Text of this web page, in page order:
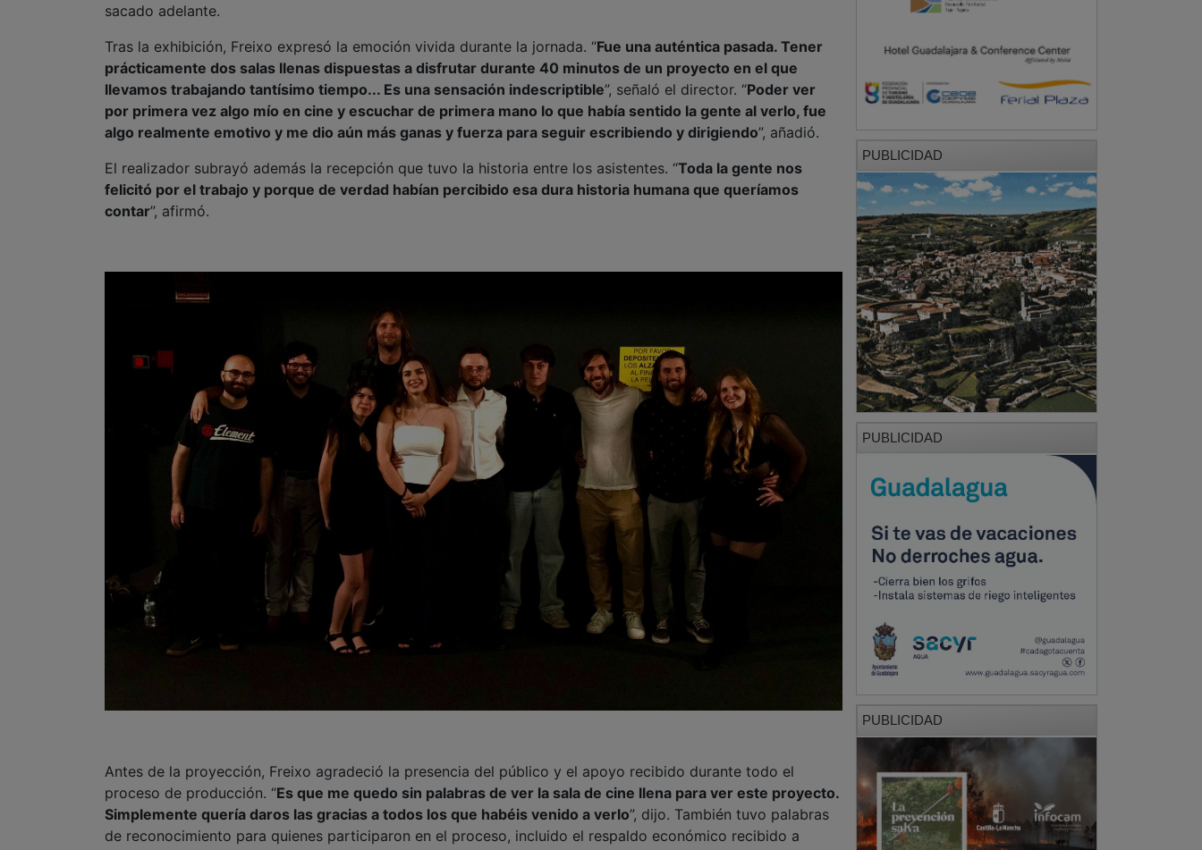
sacado adelante.
Tras la exhibición, Freixo expresó la emoción vivida durante la jornada. “Fue una auténtica pasada. Tener
prácticamente dos salas llenas dispuestas a disfrutar durante 40 minutos de un proyecto en el que
llevamos trabajando tantísimo tiempo... Es una sensación indescriptible”, señaló el director. “Poder ver
por primera vez algo mío en cine y escuchar de primera mano lo que había sentido la gente al verlo, fue
algo realmente emotivo y me dio aún más ganas y fuerza para seguir escribiendo y dirigiendo”, añadió.
El realizador subrayó además la recepción que tuvo la historia entre los asistentes. “Toda la gente nos
felicitó por el trabajo y porque de verdad habían percibido esa dura historia humana que queríamos
contar”, afirmó.
Antes de la proyección, Freixo agradeció la presencia del público y el apoyo recibido durante todo el
proceso de producción. “Es que me quedo sin palabras de ver la sala de cine llena para ver este proyecto.
Simplemente quería daros las gracias a todos los que habéis venido a verlo”, dijo. También tuvo palabras
de reconocimiento para quienes participaron en el proceso, incluido el respaldo económico recibido a
PUBLICIDAD
PUBLICIDAD
PUBLICIDAD